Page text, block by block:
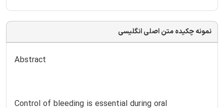
نمونه چکیده متن اصلی انگلیسی
Abstract
Control of bleeding is essential during oral